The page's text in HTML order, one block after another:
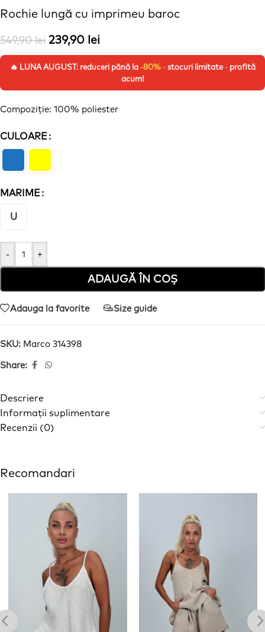
Rochie lungă cu imprimeu baroc
549,90lei 239,90 lei
🔥 LUNA AUGUST: reduceri până la -80%· stocuri limitate · profită
acum!
Compoziție: 100% poliester
CULOARE
MARIME
U
- +
ADAUGĂ ÎN COȘ
Adauga la favorite Size guide
SKU: Marco 314398
Share:
Descriere
Informații suplimentare
Recenzii (0)
Recomandari